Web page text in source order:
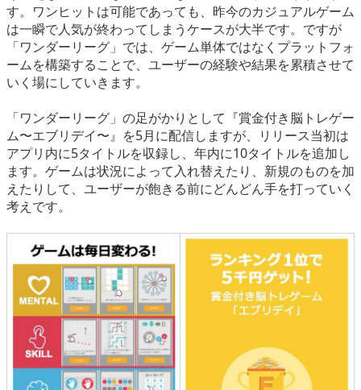
す。ワンヒットは可能であっても、昨今のカジュアルゲーム
は一瞬で人気が終わってしまうケースが大半です。ですが
「ワンダーリーグ」では、ゲーム単体ではなくプラットフォ
ームを構築することで、ユーザーの経験や結果を累積させて
いく場にしていきます。
「ワンダーリーグ」の足がかりとして『賞金付き脳トレゲー
ム〜エブリデイ〜』を5月に配信しますが、リリース当初は
アプリ内に5タイトルを収録し、年内に10タイトルを追加し
ます。ゲームは状況によって入れ替えたり、新規のものを加
えたりして、ユーザーが飽きる前にどんどん手を打っていく
考えです。